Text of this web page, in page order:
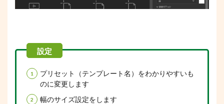
プリセット（テンプレート名）をわかりやすいも
のに変更します
幅のサイズ設定をします